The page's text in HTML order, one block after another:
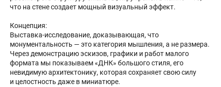
что на стене создает мощный визуальный эффект.
Концепция:
Выставка-исследование, доказывающая, что
монументальность — это категория мышления, а не размера.
Через демонстрацию эскизов, графики и работ малого
формата мы показываем «ДНК» большого стиля, его
невидимую архитектонику, которая сохраняет свою силу
и целостность даже в миниатюре.